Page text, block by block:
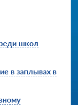
школ
в заплывах в